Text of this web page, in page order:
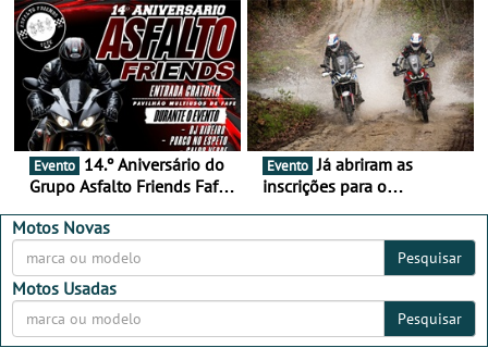
16 de agosto
duas rodas invade o Baixo
Alentejo
Evento
Grupo Asfalto Friends Fafe,
2026
Evento Já abriram as
inscrições para o
Motos Novas
Pesquisar
Motos Usadas
Pesquisar